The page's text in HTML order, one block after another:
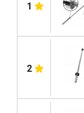
1
2